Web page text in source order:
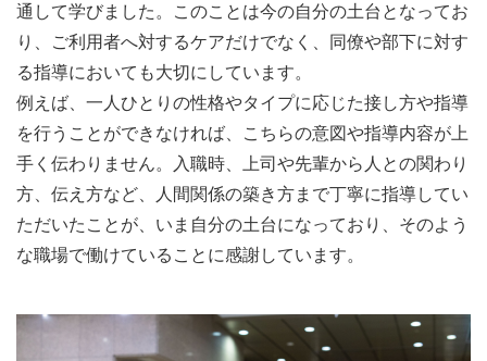
通して学びました。このことは今の自分の土台となってお
り、ご利用者へ対するケアだけでなく、同僚や部下に対す
る指導においても大切にしています。
例えば、一人ひとりの性格やタイプに応じた接し方や指導
を行うことができなければ、こちらの意図や指導内容が上
手く伝わりません。入職時、上司や先輩から人との関わり
方、伝え方など、人間関係の築き方まで丁寧に指導してい
ただいたことが、いま自分の土台になっており、そのよう
な職場で働けていることに感謝しています。